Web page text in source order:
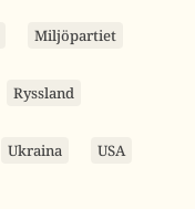
Miljöpartiet
Ryssland
Ukraina USA